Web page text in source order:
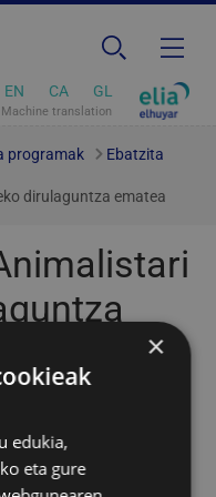
EN CA GL
Machine translation
programak
Ebatzita
dirulaguntza ematea
babesteko eta
dirulaguntza
×
edukia,
eta gure